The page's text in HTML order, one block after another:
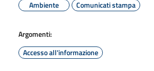
Ambiente
Comunicati stampa
Argomenti:
Accesso all'informazione